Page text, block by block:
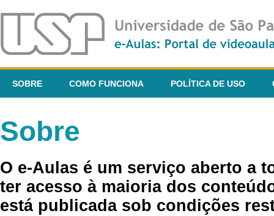
SOBRE COMO FUNCIONA POLÍTICA DE USO
Sobre
O e-Aulas é um serviço aberto a
ter acesso à maioria dos
está publicada sob condições